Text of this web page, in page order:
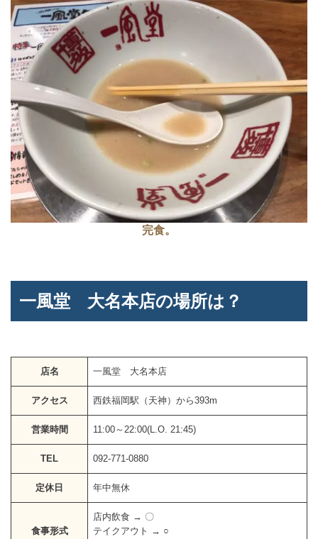
完食。
一風堂 大名本店の場所は？
店名 一風堂 大名本店
アクセス 西鉄福岡駅（天神）から393m
営業時間 11:00～22:00(L.O. 21:45)
TEL 092-771-0880
定休日 年中無休
食事形式
店内飲食 → 〇
テイクアウト → ○